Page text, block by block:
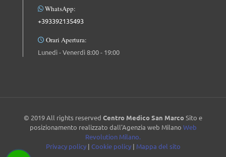
WhatsApp:
+393392135493
Orari Apertura:
Lunedì - Venerdì 8:00 - 19:00
© 2019 All rights reserved Centro Medico San MarcoSito e
posizionamento realizzato dall'Agenzia web Milano Web
Revolution Milano.
Privacy policy| Cookie policy| Mappa del sito